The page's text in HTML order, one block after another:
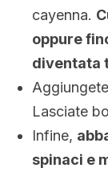
cayenna.
oppure
diventata
Lasciate
Infine,
spinaci e